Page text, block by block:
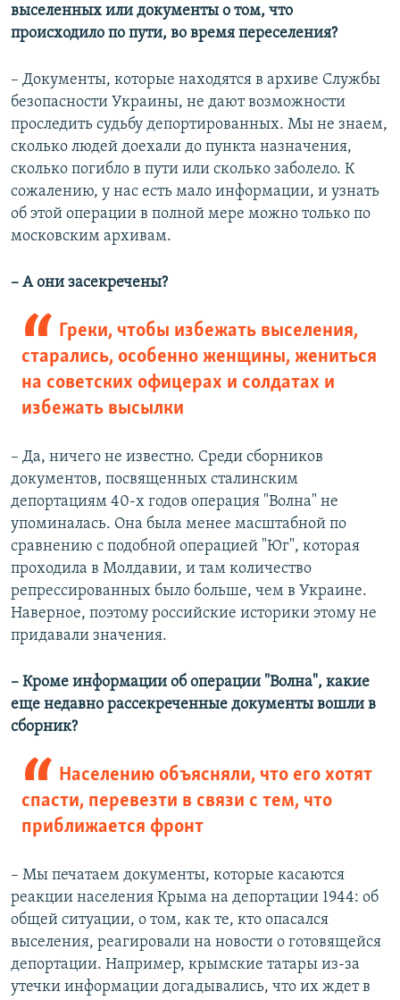
выселенных или документы о том, что
происходило по пути, во время переселения?
– Документы, которые находятся в архиве Службы
безопасности Украины, не дают возможности
проследить судьбу депортированных. Мы не знаем,
сколько людей доехали до пункта назначения,
сколько погибло в пути или сколько заболело. К
сожалению, у нас есть мало информации, и узнать
об этой операции в полной мере можно только по
московским архивам.
–​ А они засекречены?
Греки, чтобы избежать выселения,
старались, особенно женщины, жениться
на советских офицерах и солдатах и
избежать высылки
– Да, ничего не известно. Среди сборников
документов, посвященных сталинским
депортациям 40-х годов операция "Волна" не
упоминалась. Она была менее масштабной по
сравнению с подобной операцией "Юг", которая
проходила в Молдавии, и там количество
репрессированных было больше, чем в Украине.
Наверное, поэтому российские историки этому не
придавали значения.
–​ Кроме информации об операции "Волна", какие
еще недавно рассекреченные документы вошли в
сборник?
Населению объясняли, что его хотят
спасти, перевезти в связи с тем, что
приближается фронт
– Мы печатаем документы, которые касаются
реакции населения Крыма на депортации 1944: об
общей ситуации, о том, как те, кто опасался
выселения, реагировали на новости о готовящейся
депортации. Например, крымские татары из-за
утечки информации догадывались, что их ждет в